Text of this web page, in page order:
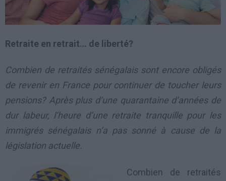
Retraite en retrait… de liberté?
Combien de retraités sénégalais sont encore obligés
de revenir en France pour continuer de toucher leurs
pensions? Après plus d’une quarantaine d’années de
dur labeur, l’heure d’une retraite tranquille pour les
immigrés sénégalais n’a pas sonné à cause de la
législation actuelle.
Combien de retraités